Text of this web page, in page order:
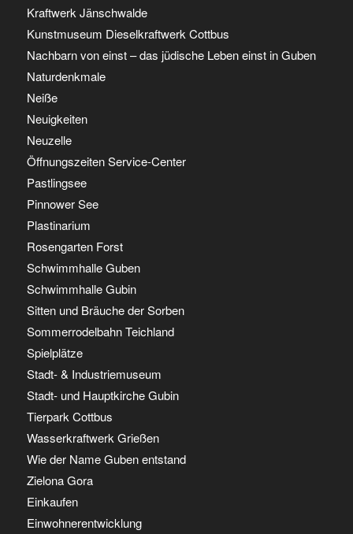
Kraftwerk Jänschwalde
Kunstmuseum Dieselkraftwerk Cottbus
Nachbarn von einst – das jüdische Leben einst in Guben
Naturdenkmale
Neiße
Neuigkeiten
Neuzelle
Öffnungszeiten Service-Center
Pastlingsee
Pinnower See
Plastinarium
Rosengarten Forst
Schwimmhalle Guben
Schwimmhalle Gubin
Sitten und Bräuche der Sorben
Sommerrodelbahn Teichland
Spielplätze
Stadt- & Industriemuseum
Stadt- und Hauptkirche Gubin
Tierpark Cottbus
Wasserkraftwerk Grießen
Wie der Name Guben entstand
Zielona Gora
Einkaufen
Einwohnerentwicklung